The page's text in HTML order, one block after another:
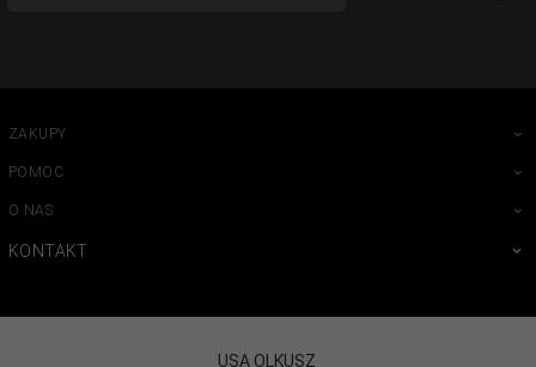
ZAKUPY
POMOC
O NAS
KONTAKT
USA OLKUSZ